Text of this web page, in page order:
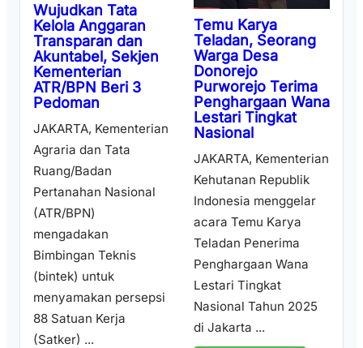
Wujudkan Tata
Kelola Anggaran
Transparan dan
Akuntabel, Sekjen
Kementerian
ATR/BPN Beri 3
Pedoman
JAKARTA, Kementerian
Agraria dan Tata
Ruang/Badan
Pertanahan Nasional
(ATR/BPN)
mengadakan
Bimbingan Teknis
(bintek) untuk
menyamakan persepsi
88 Satuan Kerja
(Satker) ...
Temu Karya
Teladan, Seorang
Warga Desa
Donorejo
Purworejo Terima
Penghargaan Wana
Lestari Tingkat
Nasional
JAKARTA, Kementerian
Kehutanan Republik
Indonesia menggelar
acara Temu Karya
Teladan Penerima
Penghargaan Wana
Lestari Tingkat
Nasional Tahun 2025
di Jakarta ...